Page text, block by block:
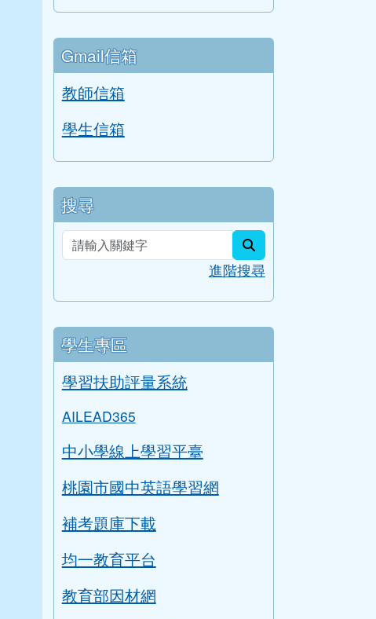
Gmail信箱
教師信箱
學生信箱
搜尋
進階搜尋
學生專區
學習扶助評量系統
AILEAD365
中小學線上學習平臺
桃園市國中英語學習網
補考題庫下載
均一教育平台
教育部因材網